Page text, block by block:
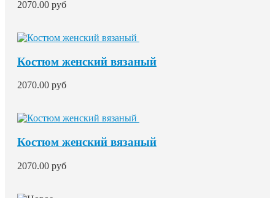
2070.00 руб
Костюм женский вязаный
2070.00 руб
Костюм женский вязаный
2070.00 руб